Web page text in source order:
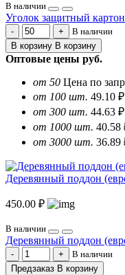
В наличии
Уголок защитный
В наличии
В корзину В корзину
Оптовые цены руб.
от 50 Цена по
от 100 шт. 49.10 ₽
от 300 шт. 44.63 ₽
от 1000 шт. 40.58
от 3000 шт. 36.89
Деревянный поддон
450.00 ₽
В наличии
Деревянный поддон
В наличии
Предзаказ В корзину